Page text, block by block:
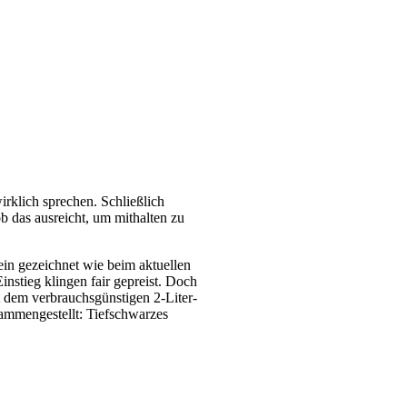
sprechen. Schließlich
das ausreicht, um mithalten zu
gezeichnet wie beim aktuellen
klingen fair gepreist. Doch
verbrauchsgünstigen 2-Liter-
Tiefschwarzes